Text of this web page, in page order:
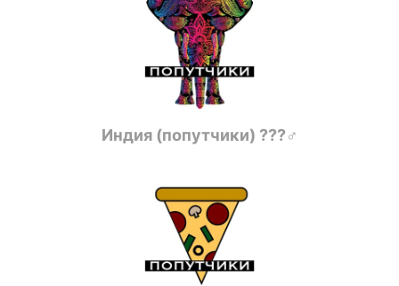
Индия (попутчики) ???‍♂️